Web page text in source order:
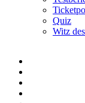
Quiz
Witz